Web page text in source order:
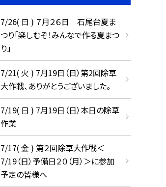
7/26( 日 ) ７月２６日 石尾台夏ま
つり「楽しむぞ！みんなで作る夏まつ
り」
7/21( 火 ) 7月19日（日）第2回除草
大作戦、ありがとうございました。
7/19( 日 ) 7月19日（日）本日の除草
作業
7/17( 金 ) 第２回除草大作戦＜
7/19（日）予備日２０（月）＞に参加
予定の皆様へ